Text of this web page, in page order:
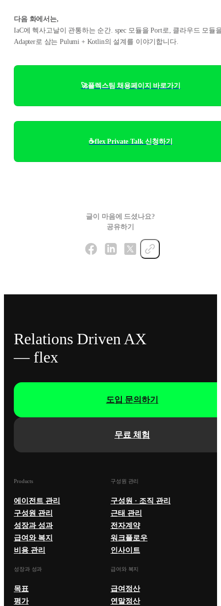
다음 화에서는,
IaC에 헥사고날이 관통하는 순간. spec 모듈을 Port로, 클라우드 모듈
Adapter로 삼는 Pulumi + Kotlin의 설계를 이야기합니다.
🚀플렉스팀 채용페이지 바로가기
☕flex Private Talk 신청하기
글이 마음에 드셨나요?
공유하기
Relations Driven AX
— flex
무료 체험
도입 문의하기
Products
에이전트 관리
구성원 관리
성장과 성과
급여와 복지
비용 관리
구성원 관리
구성원 · 조직 관리
근태 관리
전자계약
워크플로우
인사이트
성장과 성과
목표
평가
급여와 복지
급여정산
연말정산